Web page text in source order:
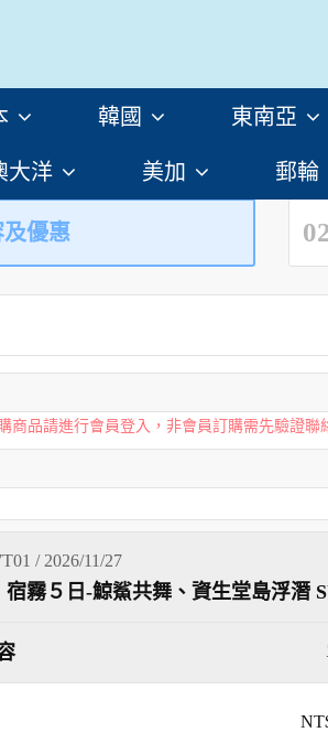
韓國 東南亞
大洋
美加 郵輪
優惠
商品請進行會員登入，非會員訂購需先驗證聯
/ 2026/11/27
宿霧５日-鯨鯊共舞、資生堂島浮潛